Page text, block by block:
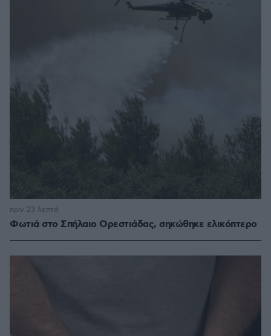
Φωτιά στο Σπήλαιο Ορεστιάδας, σηκώθηκε ελικόπτερο
πριν 23 λεπτά